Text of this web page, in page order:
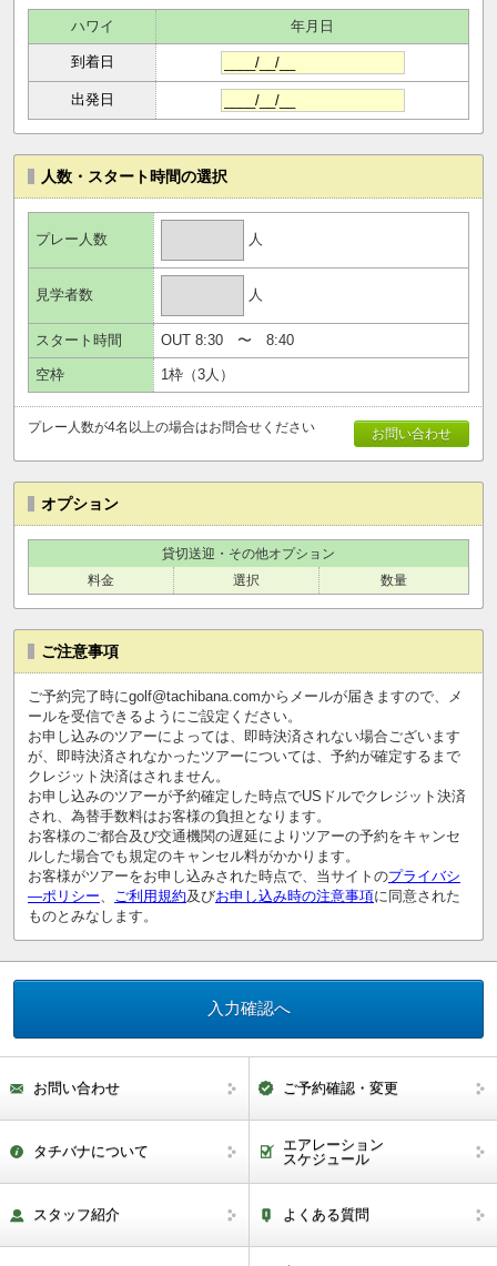
ハワイ 年月日
到着日
出発日
人数・スタート時間の選択
プレー人数 人
見学者数 人
スタート時間 OUT 8:30 〜 8:40
空枠 1 枠（3 人）
お問い合わせ
プレー人数が4名以上の場合はお問合せください
オプション
貸切送迎・その他オプション
料金
選択 数量
ご注意事項
ご予約完了時にgolf@tachibana.comからメールが届きますので、メ
ールを受信できるようにご設定ください。
お申し込みのツアーによっては、即時決済されない場合ございます
が、即時決済されなかったツアーについては、予約が確定するまで
クレジット決済はされません。
お申し込みのツアーが予約確定した時点でUSドルでクレジット決済
され、為替手数料はお客様の負担となります。
お客様のご都合及び交通機関の遅延によりツアーの予約をキャンセ
ルした場合でも規定のキャンセル料がかかります。
お客様がツアーをお申し込みされた時点で、当サイトのプライバシ
―ポリシー
ご利用規約及びお申し込み時の注意事項に同意された
ものとみなします。
お問い合わせ ご予約確認・変更
タチバナについて
エアレーション
スケジュール
スタッフ紹介 よくある質問